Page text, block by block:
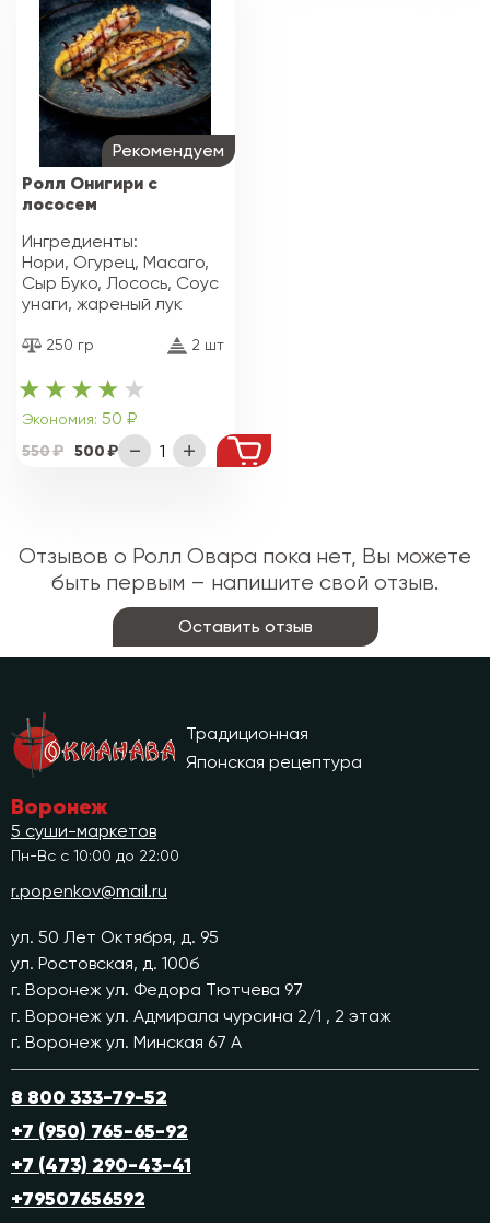
Рекомендуем
Ролл Онигири с
лососем
Ингредиенты:
Нори, Огурец, Масаго,
Сыр Буко, Лосось, Соус
унаги, жареный лук
250 гр 2 шт
Экономия: 50 ₽
550 500
Отзывов о Ролл Овара пока нет, Вы можете
быть первым – напишите свой отзыв.
Оставить отзыв
Традиционная
Японская рецептура
Воронеж
5 суши-маркетов
Пн-Вс с 10:00 до 22:00
r.popenkov@mail.ru
ул. 50 Лет Октября, д. 95
ул. Ростовская, д. 100б
г. Воронеж ул. Федора Тютчева 97
г. Воронеж ул. Адмирала чурсина 2/1 , 2 этаж
г. Воронеж ул. Минская 67 А
8 800 333-79-52
+7 (950) 765-65-92
+7 (473) 290-43-41
+79507656592